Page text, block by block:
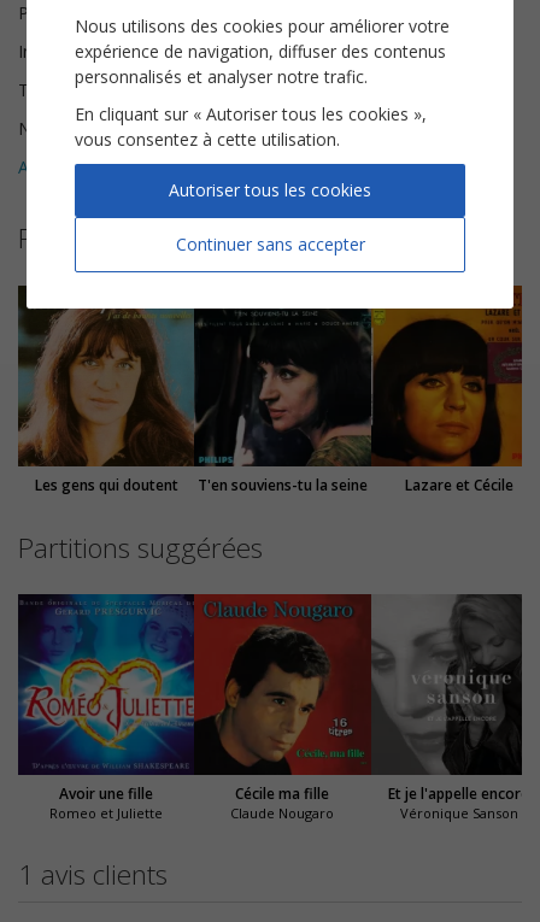
Paroles et Musique
Instrumentation
Piano Chant
Tonalité
Ré majeur
Nombre de pages
4
Avis clients (1) 5
Plus de partitions de Anne Sylvestre
Les gens qui doutent T'en souviens-tu la seine Lazare et Cécile
Partitions suggérées
Avoir une fille
Romeo et Juliette
Cécile ma fille
Claude Nougaro
Et je l'appelle encore
Véronique Sanson
1 avis clients
Nous utilisons des cookies pour améliorer votre
expérience de navigation, diffuser des contenus
personnalisés et analyser notre trafic.
En cliquant sur « Autoriser tous les cookies »,
vous consentez à cette utilisation.
Continuer sans accepter
Autoriser tous les cookies